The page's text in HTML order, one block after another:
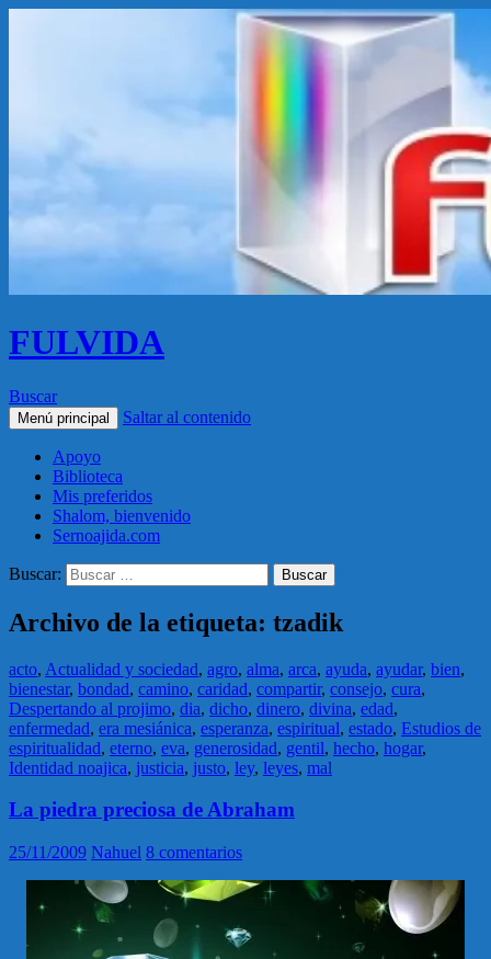
FULVIDA
Buscar
Menú principal Saltar al contenido
Apoyo
Biblioteca
Mis preferidos
Shalom, bienvenido
Sernoajida.com
Buscar:
Archivo de la etiqueta: tzadik
acto, Actualidad y sociedad, agro, alma, arca, ayuda, ayudar, bien,
bienestar, bondad, camino, caridad, compartir, consejo, cura,
Despertando al projimo, dia, dicho, dinero, divina, edad,
enfermedad, era mesiánica, esperanza, espiritual, estado, Estudios de
espiritualidad, eterno, eva, generosidad, gentil, hecho, hogar,
Identidad noajica, justicia, justo, ley, leyes, mal
La piedra preciosa de Abraham
25/11/2009 Nahuel 8 comentarios